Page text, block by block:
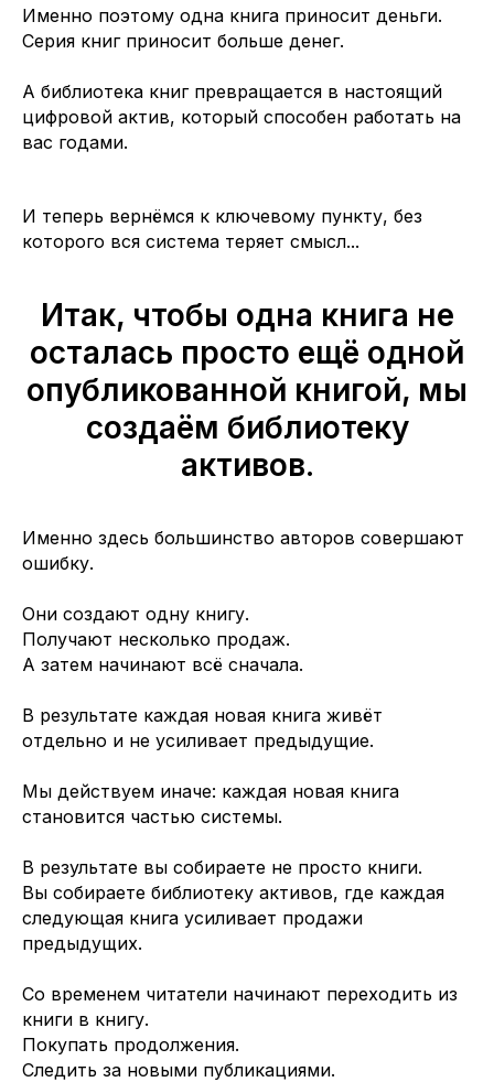
Именно поэтому одна книга приносит деньги.
Серия книг приносит больше денег.
А библиотека книг превращается в настоящий
цифровой актив, который способен работать на
вас годами.
И теперь вернёмся к ключевому пункту, без
которого вся система теряет смысл...
Итак, чтобы одна книга не
осталась просто ещё одной
опубликованной книгой, мы
создаём библиотеку
активов.
Именно здесь большинство авторов совершают
ошибку.
Они создают одну книгу.
Получают несколько продаж.
А затем начинают всё сначала.
В результате каждая новая книга живёт
отдельно и не усиливает предыдущие.
Мы действуем иначе: каждая новая книга
становится частью системы.
В результате вы собираете не просто книги.
Вы собираете библиотеку активов, где каждая
следующая книга усиливает продажи
предыдущих.
Со временем читатели начинают переходить из
книги в книгу.
Покупать продолжения.
Следить за новыми публикациями.